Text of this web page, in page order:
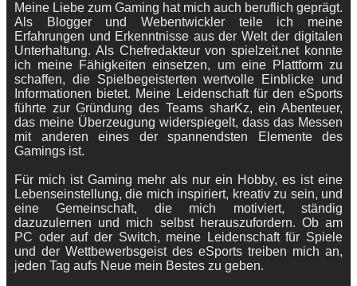
Meine Liebe zum Gaming hat mich auch beruflich geprägt.
Als Blogger und Webentwickler teile ich meine
Erfahrungen und Erkenntnisse aus der Welt der digitalen
Unterhaltung. Als Chefredakteur von spielzeit.net konnte
ich meine Fähigkeiten einsetzen, um eine Plattform zu
schaffen, die Spielbegeisterten wertvolle Einblicke und
Informationen bietet. Meine Leidenschaft für den eSports
führte zur Gründung des Teams sharKz, ein Abenteuer,
das meine Überzeugung widerspiegelt, dass das Messen
mit anderen eines der spannendsten Elemente des
Gamings ist.
Für mich ist Gaming mehr als nur ein Hobby, es ist eine
Lebenseinstellung, die mich inspiriert, kreativ zu sein, und
eine Gemeinschaft, die mich motiviert, ständig
dazuzulernen und mich selbst herauszufordern. Ob am
PC oder auf der Switch, meine Leidenschaft für Spiele
und der Wettbewerbsgeist des eSports treiben mich an,
jeden Tag aufs Neue mein Bestes zu geben.